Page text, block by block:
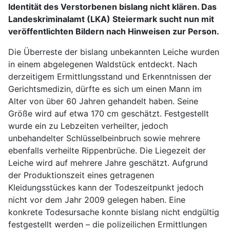
Identität des Verstorbenen bislang nicht klären. Das
Landeskriminalamt (LKA) Steiermark sucht nun mit
veröffentlichten Bildern nach Hinweisen zur Person.
Die Überreste der bislang unbekannten Leiche wurden
in einem abgelegenen Waldstück entdeckt. Nach
derzeitigem Ermittlungsstand und Erkenntnissen der
Gerichtsmedizin, dürfte es sich um einen Mann im
Alter von über 60 Jahren gehandelt haben. Seine
Größe wird auf etwa 170 cm geschätzt. Festgestellt
wurde ein zu Lebzeiten verheilter, jedoch
unbehandelter Schlüsselbeinbruch sowie mehrere
ebenfalls verheilte Rippenbrüche. Die Liegezeit der
Leiche wird auf mehrere Jahre geschätzt. Aufgrund
der Produktionszeit eines getragenen
Kleidungsstückes kann der Todeszeitpunkt jedoch
nicht vor dem Jahr 2009 gelegen haben. Eine
konkrete Todesursache konnte bislang nicht endgültig
festgestellt werden – die polizeilichen Ermittlungen